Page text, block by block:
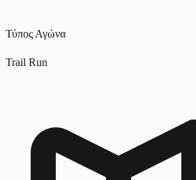
Τύπος Αγώνα
Trail Run